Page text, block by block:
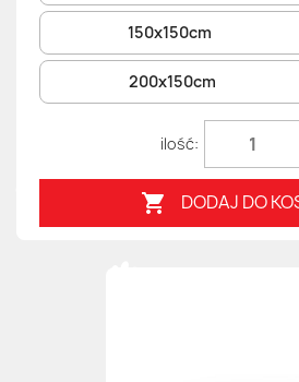
150x150cm
200x150cm
 DODAJ DO